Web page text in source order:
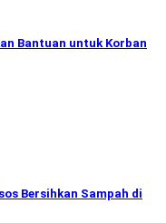
Bantuan untuk Korban
Bersihkan Sampah di